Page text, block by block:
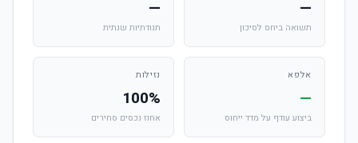
—
תשואה ביחס לסיכון
—
תנודתיות שנתית
אלפא
—
ביצוע עודף על מדד ייחוס
נזילות
100%
אחוז נכסים סחירים